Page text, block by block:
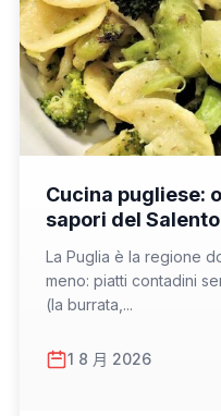
Cucina pugliese:
sapori del Salento
La Puglia è la regione
meno: piatti contadini
(la burrata,...
1 8 月 2026